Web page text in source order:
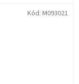
Kód: M093021